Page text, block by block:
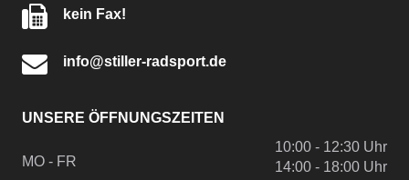
kein Fax!
info@stiller-radsport.de
UNSERE ÖFFNUNGSZEITEN
MO - FR
10:00 - 12:30 Uhr
14:00 - 18:00 Uhr